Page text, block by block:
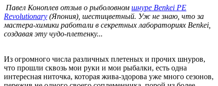
Павел Коноплев отзыв о рыболовном шнуре Benkei PE
Revolutionary (Япония), шестицветный. Уж не знаю, что за
мастера-химики работали в секретных лабораториях Benkei,
создавая эту чудо-плетенку...
Из огромного числа различных плетеных и прочих шнуров,
что прошли сквозь мои руки и мои рыбалки, есть одна
интересная ниточка, которая жива-здорова уже много сезонов,